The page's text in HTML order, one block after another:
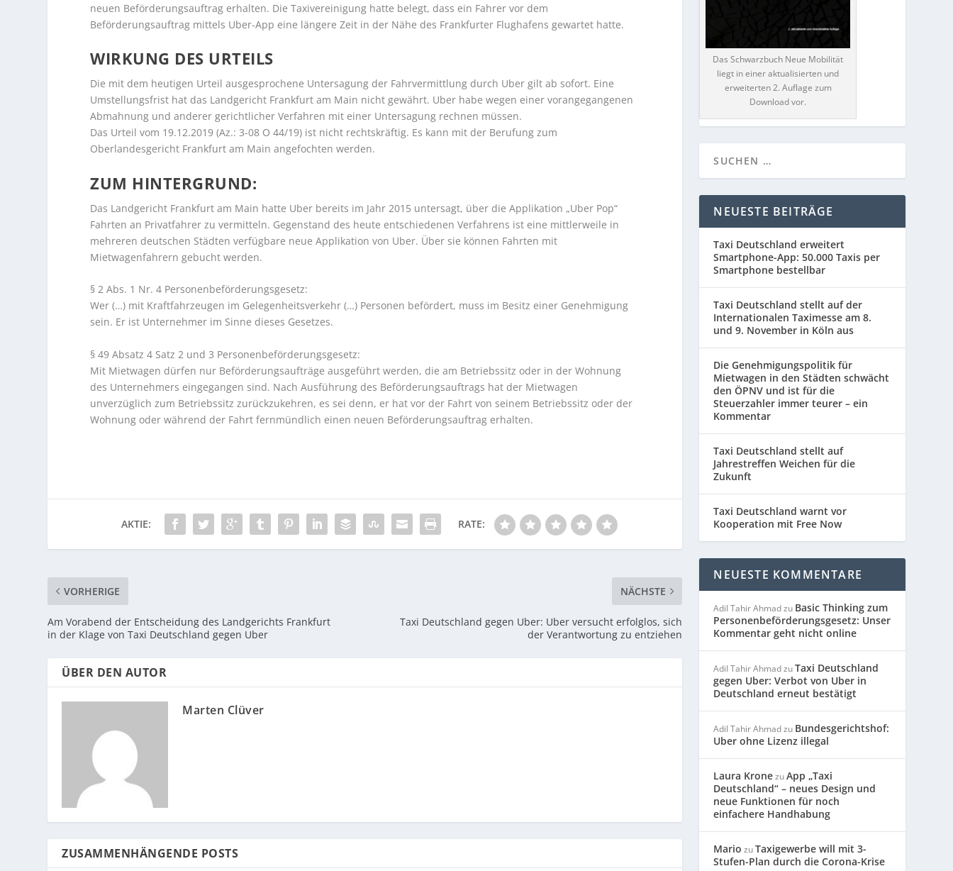
neuen Beförderungsauftrag erhalten. Die Taxivereinigung hatte belegt, dass ein Fahrer vor dem
Beförderungsauftrag mittels Uber-App eine längere Zeit in der Nähe des Frankfurter Flughafens gewartet hatte.
WIRKUNG DES URTEILS
Die mit dem heutigen Urteil ausgesprochene Untersagung der Fahrvermittlung durch Uber gilt ab sofort. Eine
Umstellungsfrist hat das Landgericht Frankfurt am Main nicht gewährt. Uber habe wegen einer vorangegangenen
Abmahnung und anderer gerichtlicher Verfahren mit einer Untersagung rechnen müssen.
Das Urteil vom 19.12.2019 (Az.: 3-08 O 44/19) ist nicht rechtskräftig. Es kann mit der Berufung zum
Oberlandesgericht Frankfurt am Main angefochten werden.
ZUM HINTERGRUND:
Das Landgericht Frankfurt am Main hatte Uber bereits im Jahr 2015 untersagt, über die Applikation „Uber Pop“
Fahrten an Privatfahrer zu vermitteln. Gegenstand des heute entschiedenen Verfahrens ist eine mittlerweile in
mehreren deutschen Städten verfügbare neue Applikation von Uber. Über sie können Fahrten mit
Mietwagenfahrern gebucht werden.
§ 2 Abs. 1 Nr. 4 Personenbeförderungsgesetz:
Wer (…) mit Kraftfahrzeugen im Gelegenheitsverkehr (…) Personen befördert, muss im Besitz einer Genehmigung
sein. Er ist Unternehmer im Sinne dieses Gesetzes.
§ 49 Absatz 4 Satz 2 und 3 Personenbeförderungsgesetz:
Mit Mietwagen dürfen nur Beförderungsaufträge ausgeführt werden, die am Betriebssitz oder in der Wohnung
des Unternehmers eingegangen sind. Nach Ausführung des Beförderungsauftrags hat der Mietwagen
unverzüglich zum Betriebssitz zurückzukehren, es sei denn, er hat vor der Fahrt von seinem Betriebssitz oder der
Wohnung oder während der Fahrt fernmündlich einen neuen Beförderungsauftrag erhalten.
AKTIE: RATE:
VORHERIGE
Am Vorabend der Entscheidung des Landgerichts Frankfurt
in der Klage von Taxi Deutschland gegen Uber
NÄCHSTE
Taxi Deutschland gegen Uber: Uber versucht erfolglos, sich
der Verantwortung zu entziehen
ÜBER DEN AUTOR
Marten Clüver
ZUSAMMENHÄNGENDE POSTS
Das Schwarzbuch Neue Mobilität
liegt in einer aktualisierten und
erweiterten 2. Auflage zum
Download vor.
NEUESTE BEITRÄGE
Taxi Deutschland erweitert
Smartphone-App: 50.000 Taxis per
Smartphone bestellbar
Taxi Deutschland stellt auf der
Internationalen Taximesse am 8.
und 9. November in Köln aus
Die Genehmigungspolitik für
Mietwagen in den Städten schwächt
den ÖPNV und ist für die
Steuerzahler immer teurer – ein
Kommentar
Taxi Deutschland stellt auf
Jahrestreffen Weichen für die
Zukunft
Taxi Deutschland warnt vor
Kooperation mit Free Now
NEUESTE KOMMENTARE
Adil Tahir Ahmadzu Basic Thinking zum
Personenbeförderungsgesetz: Unser
Kommentar geht nicht online
Adil Tahir AhmadzuTaxi Deutschland
gegen Uber: Verbot von Uber in
Deutschland erneut bestätigt
Adil Tahir Ahmadzu Bundesgerichtshof:
Uber ohne Lizenz illegal
Laura KronezuApp „Taxi
Deutschland“ – neues Design und
neue Funktionen für noch
einfachere Handhabung
Mario zuTaxigewerbe will mit 3-
Stufen-Plan durch die Corona-Krise